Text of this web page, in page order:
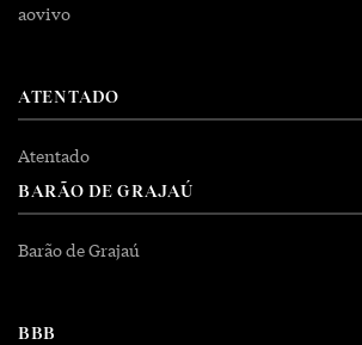
aovivo
ATENTADO
Atentado
BARÃO DE GRAJAÚ
Barão de Grajaú
BBB